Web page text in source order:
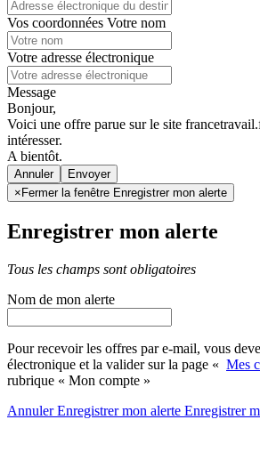
Vos coordonnées Votre nom
Votre adresse électronique
Message
Bonjour,
Voici une offre parue sur le site
intéresser.
A bientôt.
Annuler
× Fermer la fenêtre Enregistrer mon alerte
Enregistrer mon alerte
Tous les champs sont obligatoires
Nom de mon alerte
Pour recevoir les offres par e-mail, vous
électronique et la valider sur la page « Mes
rubrique « Mon compte »
AnnulerEnregistrer mon alerte Enregistrer